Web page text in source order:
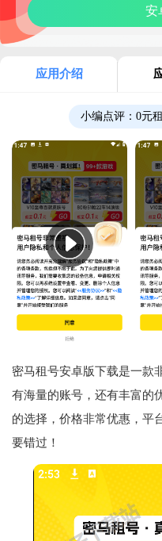
安
应用介绍
小编点评： 0元
密马租号安卓版下载是一款
有海量的账号，还有丰富的
的选择，价格非常优惠，平
要错过！